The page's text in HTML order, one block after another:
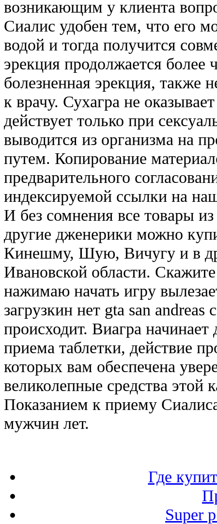
возникающим у клиента
Сиалис удобен тем, что его
водой и тогда получится
эрекция продолжается более
болезненная эрекция, также
к врачу. Сухагра не
действует только при
выводится из организма на
путем. Копирование
предварительного
индексируемой ссылки на
И без сомнения все товары
другие дженерики можно
Кинешму, Шую, Вичугу и в
Ивановской области.
нажимаю начать игру
загрузкин нет gta san
происходит. Виагра начинает
приема таблетки, действие
которых вам обеспечена
великолепные средства этой
Показанием к приему
мужчин лет.
Где
Super